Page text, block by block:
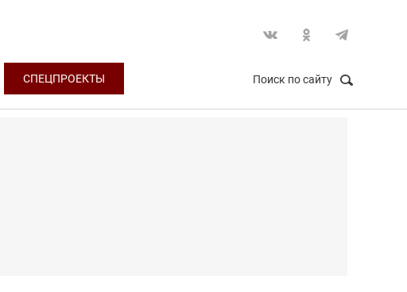
СПЕЦПРОЕКТЫ Поиск по сайту